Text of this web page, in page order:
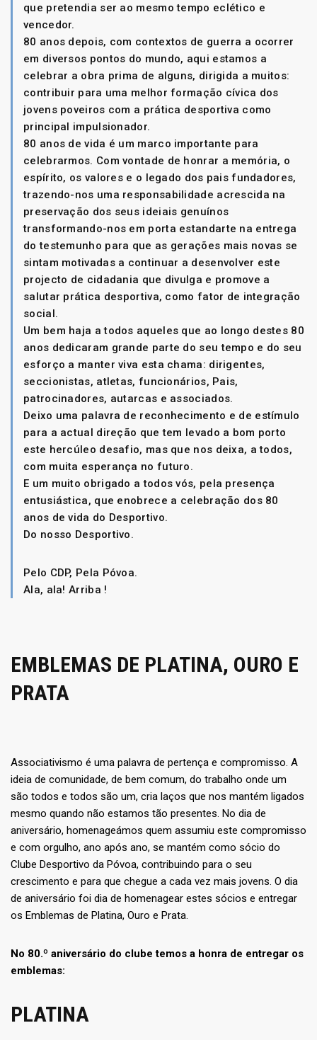
que pretendia ser ao mesmo tempo eclético e
vencedor.
80 anos depois, com contextos de guerra a ocorrer
em diversos pontos do mundo, aqui estamos a
celebrar a obra prima de alguns, dirigida a muitos:
contribuir para uma melhor formação cívica dos
jovens poveiros com a prática desportiva como
principal impulsionador.
80 anos de vida é um marco importante para
celebrarmos. Com vontade de honrar a memória, o
espírito, os valores e o legado dos pais fundadores,
trazendo-nos uma responsabilidade acrescida na
preservação dos seus ideiais genuínos
transformando-nos em porta estandarte na entrega
do testemunho para que as gerações mais novas se
sintam motivadas a continuar a desenvolver este
projecto de cidadania que divulga e promove a
salutar prática desportiva, como fator de integração
social.
Um bem haja a todos aqueles que ao longo destes 80
anos dedicaram grande parte do seu tempo e do seu
esforço a manter viva esta chama: dirigentes,
seccionistas, atletas, funcionários, Pais,
patrocinadores, autarcas e associados.
Deixo uma palavra de reconhecimento e de estímulo
para a actual direção que tem levado a bom porto
este hercúleo desafio, mas que nos deixa, a todos,
com muita esperança no futuro.
E um muito obrigado a todos vós, pela presença
entusiástica, que enobrece a celebração dos 80
anos de vida do Desportivo.
Do nosso Desportivo.
Pelo CDP, Pela Póvoa.
Ala, ala! Arriba !
EMBLEMAS DE PLATINA, OURO E
PRATA
Associativismo é uma palavra de pertença e compromisso. A
ideia de comunidade, de bem comum, do trabalho onde um
são todos e todos são um, cria laços que nos mantém ligados
mesmo quando não estamos tão presentes. No dia de
aniversário, homenageámos quem assumiu este compromisso
e com orgulho, ano após ano, se mantém como sócio do
Clube Desportivo da Póvoa, contribuindo para o seu
crescimento e para que chegue a cada vez mais jovens. O dia
de aniversário foi dia de homenagear estes sócios e entregar
os Emblemas de Platina, Ouro e Prata.
No 80.º aniversário do clube temos a honra de entregar os
emblemas:
PLATINA